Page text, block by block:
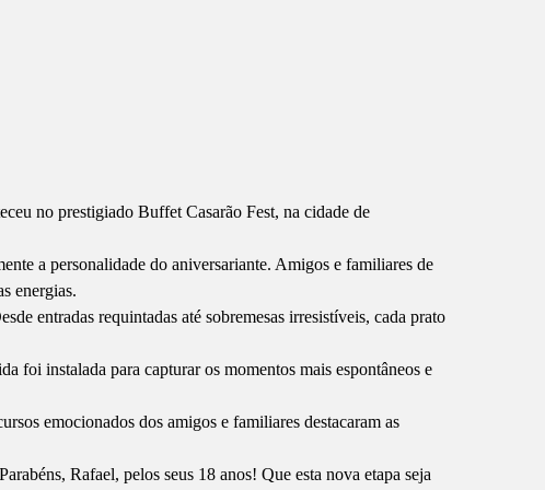
no prestigiado Buffet Casarão Fest, na cidade de
a personalidade do aniversariante. Amigos e familiares de
energias.
entradas requintadas até sobremesas irresistíveis, cada prato
foi instalada para capturar os momentos mais espontâneos e
emocionados dos amigos e familiares destacaram as
Rafael, pelos seus 18 anos! Que esta nova etapa seja